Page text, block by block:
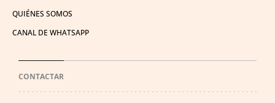
QUIÉNES SOMOS
CANAL DE WHATSAPP
CONTACTAR